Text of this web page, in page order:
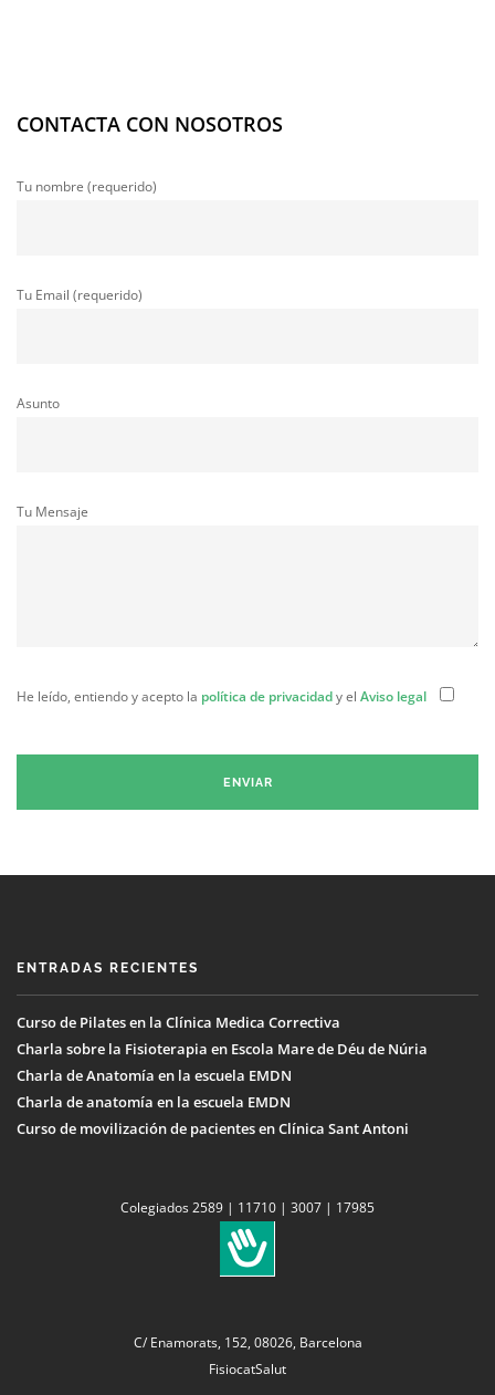
CONTACTA CON NOSOTROS
Tu nombre (requerido)
Tu Email (requerido)
Asunto
Tu Mensaje
He leído, entiendo y acepto la política de privacidady el Aviso legal
ENTRADAS RECIENTES
Curso de Pilates en la Clínica Medica Correctiva
Charla sobre la Fisioterapia en Escola Mare de Déu de Núria
Charla de Anatomía en la escuela EMDN
Charla de anatomía en la escuela EMDN
Curso de movilización de pacientes en Clínica Sant Antoni
Colegiados 2589 | 11710 | 3007 | 17985
C/ Enamorats, 152, 08026, Barcelona
FisiocatSalut